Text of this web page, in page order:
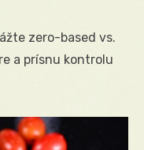
zero-based vs.
a prísnu kontrolu